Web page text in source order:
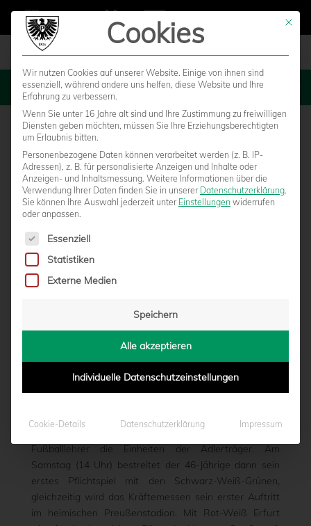
MENU
HORST STEFFEN MIT
WEISS ERFURT
vonMoritz Schwegmann|29.01.2016 - 15:03
Preußen 06 e.V. Münster, seit 26 Tagen leitet der
Fußballlehrer die Einheiten der Adlerträger. Am
Samstag (14 Uhr) bestreitet der 46-Jährige dann sein
erstes Pflichtspiel mit den Schwarz-Weiß-Grünen,
gleichzeitig wird das Kräftemessen sein erster Auftritt
im heimischen Preußenstadion. Mit Rot-Weiß Erfurt
Mit
Cookies
Wir nutzen Cookies auf unserer Website. Einige von ihnen sind
essenziell, während andere uns helfen, diese Website und Ihre
Erfahrung zu verbessern.
Wenn Sie unter 16 Jahre alt sind und Ihre Zustimmung zu freiwilligen
Diensten geben möchten, müssen Sie Ihre Erziehungsberechtigten
um Erlaubnis bitten.
Personenbezogene Daten können verarbeitet werden (z. B. IP-
Adressen), z. B. für personalisierte Anzeigen und Inhalte oder
Anzeigen- und Inhaltsmessung. Weitere Informationen über die
Verwendung Ihrer Daten finden Sie in unserer Datenschutzerklärung.
Sie können Ihre Auswahl jederzeit unter Einstellungen widerrufen
oder anpassen.
Es folgt eine Liste der Service-Gruppen, für die eine
Essenziell
Statistiken
Externe Medien
Speichern
Alle akzeptieren
Individuelle Datenschutzeinstellungen
Cookie-Details Datenschutzerklärung Impressum